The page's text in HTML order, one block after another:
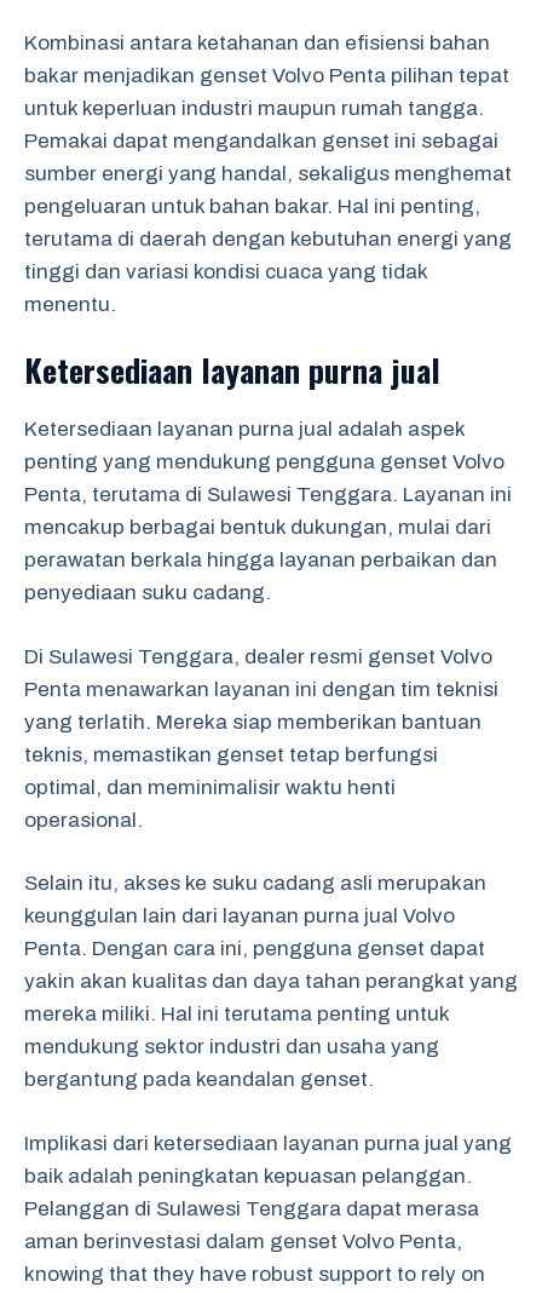
Kombinasi antara ketahanan dan efisiensi bahan
bakar menjadikan genset Volvo Penta pilihan tepat
untuk keperluan industri maupun rumah tangga.
Pemakai dapat mengandalkan genset ini sebagai
sumber energi yang handal, sekaligus menghemat
pengeluaran untuk bahan bakar. Hal ini penting,
terutama di daerah dengan kebutuhan energi yang
tinggi dan variasi kondisi cuaca yang tidak
menentu.
Ketersediaan layanan purna jual
Ketersediaan layanan purna jual adalah aspek
penting yang mendukung pengguna genset Volvo
Penta, terutama di Sulawesi Tenggara. Layanan ini
mencakup berbagai bentuk dukungan, mulai dari
perawatan berkala hingga layanan perbaikan dan
penyediaan suku cadang.
Di Sulawesi Tenggara, dealer resmi genset Volvo
Penta menawarkan layanan ini dengan tim teknisi
yang terlatih. Mereka siap memberikan bantuan
teknis, memastikan genset tetap berfungsi
optimal, dan meminimalisir waktu henti
operasional.
Selain itu, akses ke suku cadang asli merupakan
keunggulan lain dari layanan purna jual Volvo
Penta. Dengan cara ini, pengguna genset dapat
yakin akan kualitas dan daya tahan perangkat yang
mereka miliki. Hal ini terutama penting untuk
mendukung sektor industri dan usaha yang
bergantung pada keandalan genset.
Implikasi dari ketersediaan layanan purna jual yang
baik adalah peningkatan kepuasan pelanggan.
Pelanggan di Sulawesi Tenggara dapat merasa
aman berinvestasi dalam genset Volvo Penta,
knowing that they have robust support to rely on